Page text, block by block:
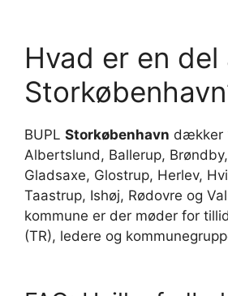
Hvad er en del
BUPL Storkøbenhavn dækker
Albertslund, Ballerup,
Gladsaxe, Glostrup, Herlev,
Taastrup, Ishøj, Rødovre og
kommune er der møder for
(TR), ledere og